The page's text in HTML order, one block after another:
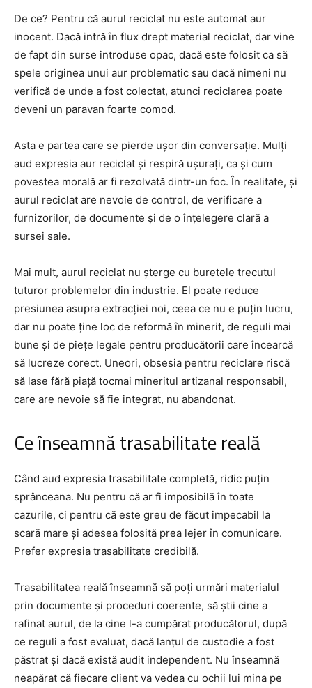
De ce? Pentru că aurul reciclat nu este automat aur
inocent. Dacă intră în flux drept material reciclat, dar vine
de fapt din surse introduse opac, dacă este folosit ca să
spele originea unui aur problematic sau dacă nimeni nu
verifică de unde a fost colectat, atunci reciclarea poate
deveni un paravan foarte comod.
Asta e partea care se pierde ușor din conversație. Mulți
aud expresia aur reciclat și respiră ușurați, ca și cum
povestea morală ar fi rezolvată dintr-un foc. În realitate, și
aurul reciclat are nevoie de control, de verificare a
furnizorilor, de documente și de o înțelegere clară a
sursei sale.
Mai mult, aurul reciclat nu șterge cu buretele trecutul
tuturor problemelor din industrie. El poate reduce
presiunea asupra extracției noi, ceea ce nu e puțin lucru,
dar nu poate ține loc de reformă în minerit, de reguli mai
bune și de piețe legale pentru producătorii care încearcă
să lucreze corect. Uneori, obsesia pentru reciclare riscă
să lase fără piață tocmai mineritul artizanal responsabil,
care are nevoie să fie integrat, nu abandonat.
Ce înseamnă trasabilitate reală
Când aud expresia trasabilitate completă, ridic puțin
sprânceana. Nu pentru că ar fi imposibilă în toate
cazurile, ci pentru că este greu de făcut impecabil la
scară mare și adesea folosită prea lejer în comunicare.
Prefer expresia trasabilitate credibilă.
Trasabilitatea reală înseamnă să poți urmări materialul
prin documente și proceduri coerente, să știi cine a
rafinat aurul, de la cine l-a cumpărat producătorul, după
ce reguli a fost evaluat, dacă lanțul de custodie a fost
păstrat și dacă există audit independent. Nu înseamnă
neapărat că fiecare client va vedea cu ochii lui mina pe